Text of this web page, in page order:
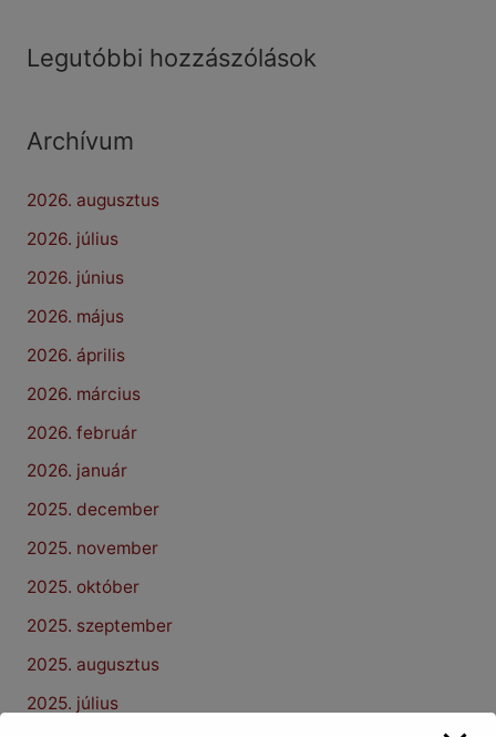
Legutóbbi hozzászólások
Archívum
2026. augusztus
2026. július
2026. június
2026. május
2026. április
2026. március
2026. február
2026. január
2025. december
2025. november
2025. október
2025. szeptember
2025. augusztus
2025. július